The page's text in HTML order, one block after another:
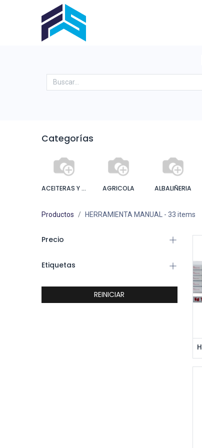
Categorías
ACEITERAS Y ENGRASADORA AGRICOLA ALBALIÑERIA
Productos HERRAMIENTA MANUAL - 33 items
Precio
Etiquetas
REINICIAR